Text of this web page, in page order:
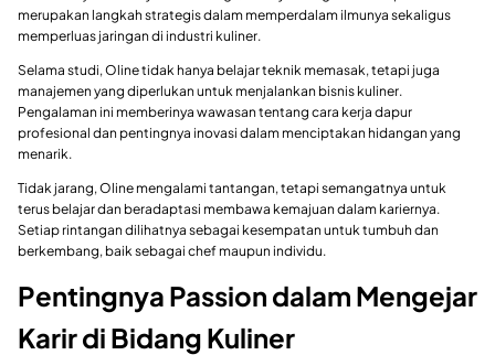
merupakan langkah strategis dalam memperdalam ilmunya sekaligus
memperluas jaringan di industri kuliner.
Selama studi, Oline tidak hanya belajar teknik memasak, tetapi juga
manajemen yang diperlukan untuk menjalankan bisnis kuliner.
Pengalaman ini memberinya wawasan tentang cara kerja dapur
profesional dan pentingnya inovasi dalam menciptakan hidangan yang
menarik.
Tidak jarang, Oline mengalami tantangan, tetapi semangatnya untuk
terus belajar dan beradaptasi membawa kemajuan dalam kariernya.
Setiap rintangan dilihatnya sebagai kesempatan untuk tumbuh dan
berkembang, baik sebagai chef maupun individu.
Pentingnya Passion dalam Mengejar
Karir di Bidang Kuliner